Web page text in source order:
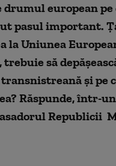
european pe
pasul important.
Uniunea
să
și pe
Răspunde, într-un
Republicii